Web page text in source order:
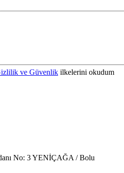
ve Güvenlik ilkelerini okudum
No: 3 YENİÇAĞA / Bolu